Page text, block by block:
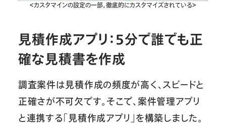
＜カスタマインの設定の一部。徹底的にカスタマイズされている＞
見積作成アプリ：5分で誰でも正
確な見積書を作成
調査案件は見積作成の頻度が高く、スピードと
正確さが不可欠です。そこで、案件管理アプリ
と連携する「見積作成アプリ」を構築しました。